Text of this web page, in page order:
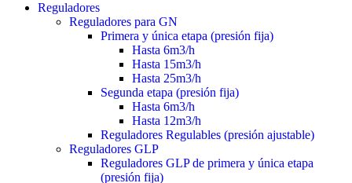
Reguladores
Reguladores para GN
Primera y única etapa (presión fija)
Hasta 6m3/h
Hasta 15m3/h
Hasta 25m3/h
Segunda etapa (presión fija)
Hasta 6m3/h
Hasta 12m3/h
Reguladores Regulables (presión ajustable)
Reguladores GLP
Reguladores GLP de primera y única etapa
(presión fija)